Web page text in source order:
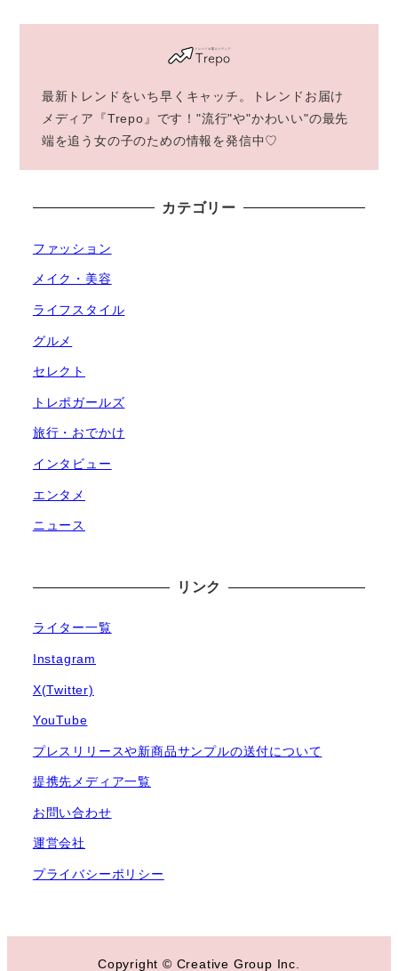
最新トレンドをいち早くキャッチ。トレンドお届け
メディア『Trepo』です！"流行"や"かわいい"の最先
端を追う女の子のための情報を発信中♡
カテゴリー
ファッション
メイク・美容
ライフスタイル
グルメ
セレクト
トレポガールズ
旅行・おでかけ
インタビュー
エンタメ
ニュース
リンク
ライター一覧
Instagram
X(Twitter)
YouTube
プレスリリースや新商品サンプルの送付について
提携先メディア一覧
お問い合わせ
運営会社
プライバシーポリシー
Copyright © Creative Group Inc.